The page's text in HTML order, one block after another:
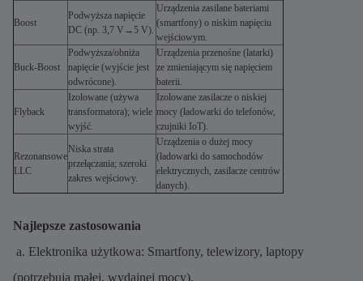
Boost
Podwyższa napięcie
DC (np. 3,7 V→5 V).
Urządzenia zasilane bateriami
(smartfony) o niskim napięciu
wejściowym.
Buck-Boost
Podwyższa/obniża
napięcie (wyjście jest
odwrócone).
Urządzenia przenośne (latarki)
ze zmieniającym się napięciem
baterii.
Flyback
Izolowane (używa
transformatora); wiele
wyjść.
Izolowane zasilacze o niskiej
mocy (ładowarki do telefonów,
czujniki IoT).
Rezonansowe
LLC
Niska strata
przełączania; szeroki
zakres wejściowy.
Urządzenia o dużej mocy
(ładowarki do samochodów
elektrycznych, zasilacze centrów
danych).
Najlepsze zastosowania
a. Elektronika użytkowa: Smartfony, telewizory, laptopy
(potrzebują małej, wydajnej mocy).